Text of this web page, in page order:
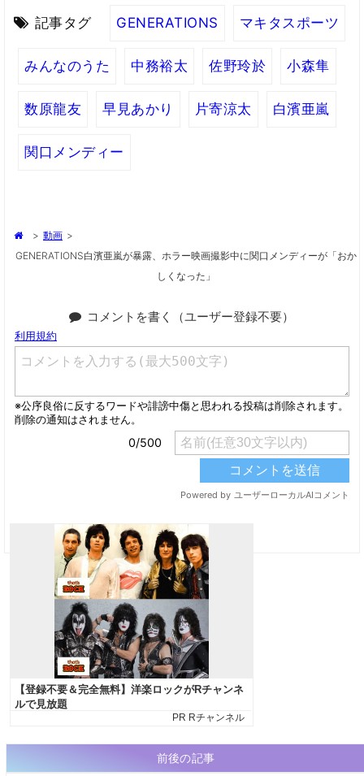
記事タグ GENERATIONS マキタスポーツ
みんなのうた 中務裕太 佐野玲於 小森隼
数原龍友 早見あかり 片寄涼太 白濱亜嵐
関口メンディー
> 動画 >
GENERATIONS白濱亜嵐が暴露、ホラー映画撮影中に関口メンディーが「おか
しくなった」
コメントを書く（ユーザー登録不要）
前後の記事